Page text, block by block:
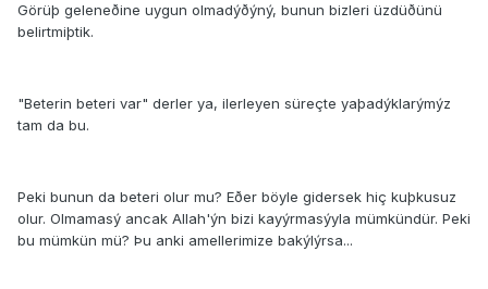
Görüþ geleneðine uygun olmadýðýný, bunun bizleri üzdüðünü
belirtmiþtik.
"Beterin beteri var" derler ya, ilerleyen süreçte yaþadýklarýmýz
tam da bu.
Peki bunun da beteri olur mu? Eðer böyle gidersek hiç kuþkusuz
olur. Olmamasý ancak Allah'ýn bizi kayýrmasýyla mümkündür. Peki
bu mümkün mü? Þu anki amellerimize bakýlýrsa...